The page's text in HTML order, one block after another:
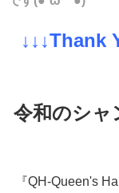
↓↓↓Thank
令和のシャ
『QH-Queen's